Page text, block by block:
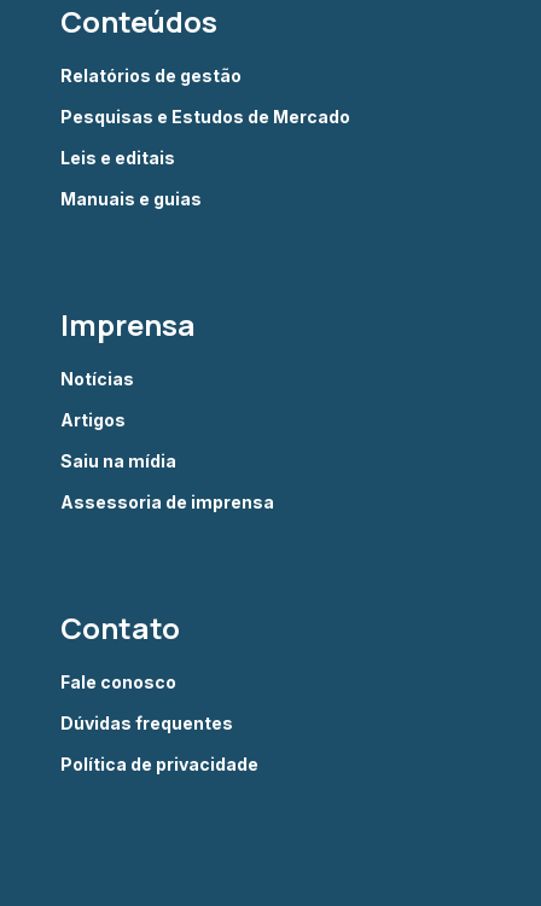
Conteúdos
Relatórios de gestão
Pesquisas e Estudos de Mercado
Leis e editais
Manuais e guias
Imprensa
Notícias
Artigos
Saiu na mídia
Assessoria de imprensa
Contato
Fale conosco
Dúvidas frequentes
Política de privacidade